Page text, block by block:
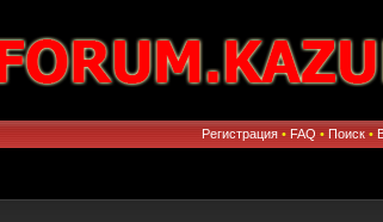
Регистрация • FAQ • Поиск •